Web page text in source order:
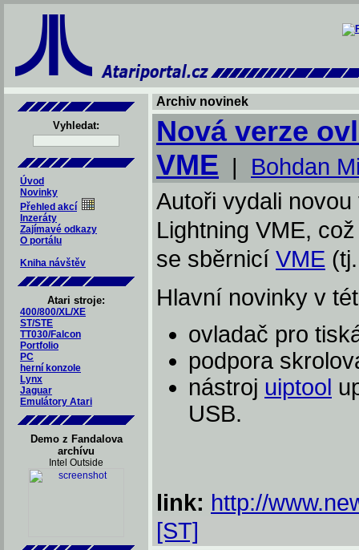
Vyhledat:
Úvod
Novinky
Přehled akcí
Inzeráty
Zajímavé odkazy
O portálu
Kniha návštěv
Atari stroje:
400/800/XL/XE
ST/STE
TT030/Falcon
Portfolio
PC
herní konzole
Lynx
Jaguar
Emulátory Atari
Demo z Fandalova
archívu
Intel Outside
Archiv novinek
Nová verze
VME | Bohdan
Autoři vydali
Lightning VME,
se sběrnicí VME
Hlavní novinky v
ovladač pro
podpora
nástroj uiptool
USB.
link: http://
[ST]